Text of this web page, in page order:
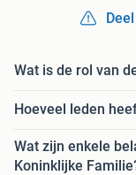
Wat is de rol van
Hoeveel leden
Wat zijn enkele
Koninklijke